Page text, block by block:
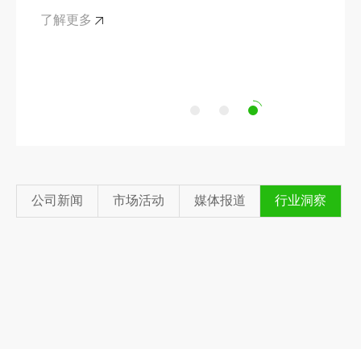
时
了解更多
公司新闻 市场活动 媒体报道 行业洞察